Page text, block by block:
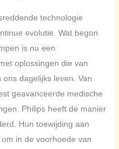
technologie
evolutie. Wat begon
is nu een
oplossingen die van
dagelijks leven. Van
geavanceerde medische
Philips heeft de manier
Hun toewijding aan
in de voorhoede van